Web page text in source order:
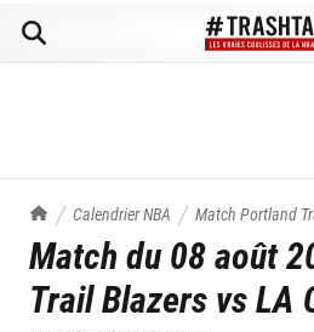
TrashTalk Actu NBA
Calendrier NBA Match Portland
08/08/2020
Match du 08 août
Trail Blazers vsLA